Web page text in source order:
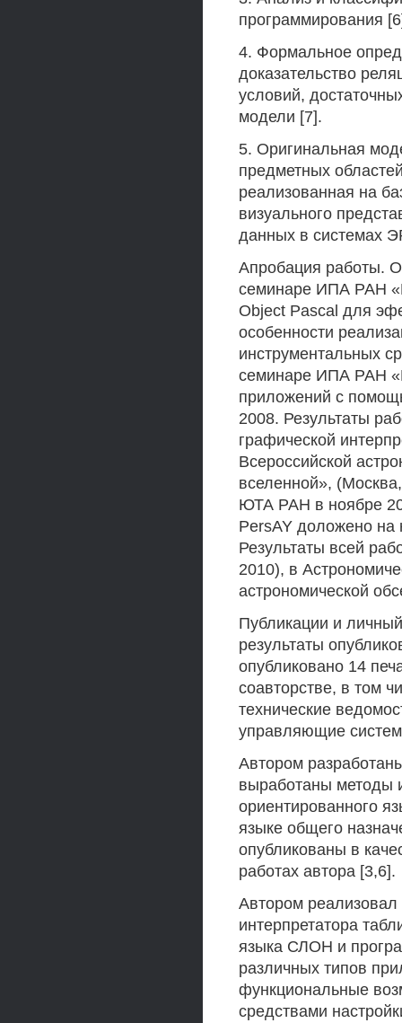
программирования
4. Формальное
доказательство
условий,
модели [7].
5. Оригинальная
предметных
реализованная на
визуального
данных в системах
Апробация работы.
семинаре ИПА РАН
Object Pascal для
особенности
инструментальных
семинаре ИПА РАН
приложений с
2008. Результаты
графической
Всероссийской
вселенной»,
ЮТА РАН в ноябре
PersAY доложено
Результаты всей
2010), в
астрономической
Публикации и
результаты
опубликовано 14
соавторстве, в том
технические
управляющие
Автором
выработаны методы
ориентированного
языке общего
опубликованы в
работах автора [3,6].
Автором реализовал
интерпретатора
языка СЛОН и
различных типов
функциональные
средствами